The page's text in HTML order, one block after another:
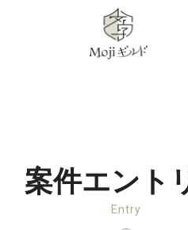
案件エント
Entry